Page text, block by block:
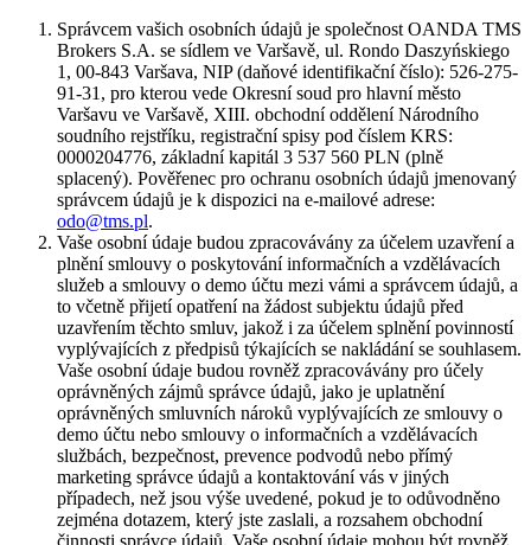
Správcem vašich osobních údajů je společnost OANDA TMS
Brokers S.A. se sídlem ve Varšavě, ul. Rondo Daszyńskiego
1, 00-843 Varšava, NIP (daňové identifikační číslo): 526-275-
91-31, pro kterou vede Okresní soud pro hlavní město
Varšavu ve Varšavě, XIII. obchodní oddělení Národního
soudního rejstříku, registrační spisy pod číslem KRS:
0000204776, základní kapitál 3 537 560 PLN (plně
splacený). Pověřenec pro ochranu osobních údajů jmenovaný
správcem údajů je k dispozici na e-mailové adrese:
odo@tms.pl.
Vaše osobní údaje budou zpracovávány za účelem uzavření a
plnění smlouvy o poskytování informačních a vzdělávacích
služeb a smlouvy o demo účtu mezi vámi a správcem údajů, a
to včetně přijetí opatření na žádost subjektu údajů před
uzavřením těchto smluv, jakož i za účelem splnění povinností
vyplývajících z předpisů týkajících se nakládání se souhlasem.
Vaše osobní údaje budou rovněž zpracovávány pro účely
oprávněných zájmů správce údajů, jako je uplatnění
oprávněných smluvních nároků vyplývajících ze smlouvy o
demo účtu nebo smlouvy o informačních a vzdělávacích
službách, bezpečnost, prevence podvodů nebo přímý
marketing správce údajů a kontaktování vás v jiných
případech, než jsou výše uvedené, pokud je to odůvodněno
zejména dotazem, který jste zaslali, a rozsahem obchodní
činnosti správce údajů. Vaše osobní údaje mohou být rovněž